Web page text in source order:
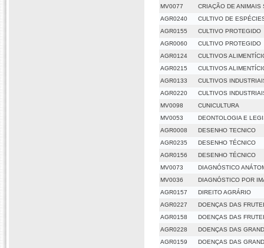
MV0077
CRIAÇÃO DE ANIMAIS
AGR0240
CULTIVO DE
AGR0155
CULTIVO PROTEGIDO
AGR0060
CULTIVO PROTEGIDO
AGR0124
CULTIVOS
AGR0215
CULTIVOS
AGR0133
CULTIVOS
AGR0220
CULTIVOS
MV0098
CUNICULTURA
MV0053
DEONTOLOGIA E
AGR0008
DESENHO TECNICO
AGR0235
DESENHO TÉCNICO
AGR0156
DESENHO TÉCNICO
MV0073
DIAGNÓSTICO
MV0036
DIAGNÓSTICO POR
AGR0157
DIREITO AGRÁRIO
AGR0227
DOENÇAS DAS
AGR0158
DOENÇAS DAS
AGR0228
DOENÇAS DAS
AGR0159
DOENÇAS DAS